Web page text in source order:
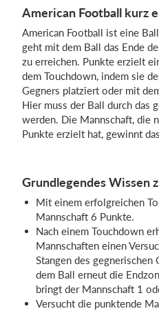
Vereins App
Belegungsplan
Was kostet es?
Deutsch
American Football kurz
American Football ist eine
geht mit dem Ball das Ende
zu erreichen. Punkte erzielt
dem Touchdown, indem sie
Gegners platziert oder mit
Hier muss der Ball durch das
werden. Die Mannschaft, die
Punkte erzielt hat, gewinnt
Grundlegendes Wissen
Mit einem erfolgreichen
Mannschaft 6 Punkte.
Nach einem Touchdown
Mannschaften einen
Stangen des
dem Ball erneut die
bringt der Mannschaft 1
Versucht die punktende